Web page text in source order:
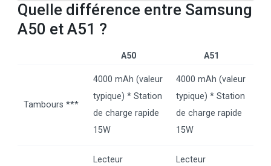
Quelle différence entre Samsung
A50 et A51 ?
A50 A51
Tambours ***
4000 mAh (valeur
typique) * Station
de charge rapide
15W
4000 mAh (valeur
typique) * Station
de charge rapide
15W
Lecteur
Lecteur